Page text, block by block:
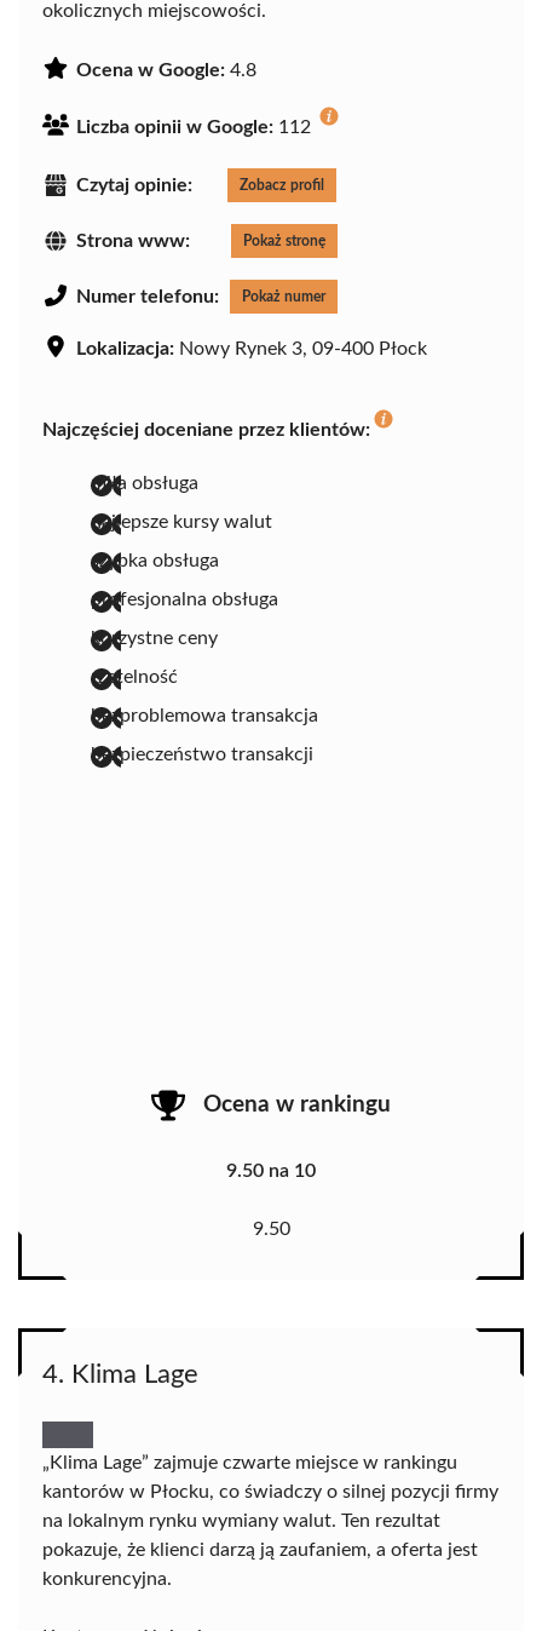
okolicznych miejscowości.
Ocena w Google: 4.8
Liczba opinii w Google: 112
Czytaj opinie: Zobacz profil
Strona www: Pokaż stronę
Numer telefonu: Pokaż numer
Lokalizacja: Nowy Rynek 3, 09-400 Płock
Najczęściej doceniane przez klientów:
miła obsługa
najlepsze kursy walut
szybka obsługa
profesjonalna obsługa
korzystne ceny
rzetelność
bezproblemowa transakcja
bezpieczeństwo transakcji
Ocena w rankingu
9.50 na 10
9.50
4. Klima Lage
„Klima Lage” zajmuje czwarte miejsce w rankingu
kantorów w Płocku, co świadczy o silnej pozycji firmy
na lokalnym rynku wymiany walut. Ten rezultat
pokazuje, że klienci darzą ją zaufaniem, a oferta jest
konkurencyjna.